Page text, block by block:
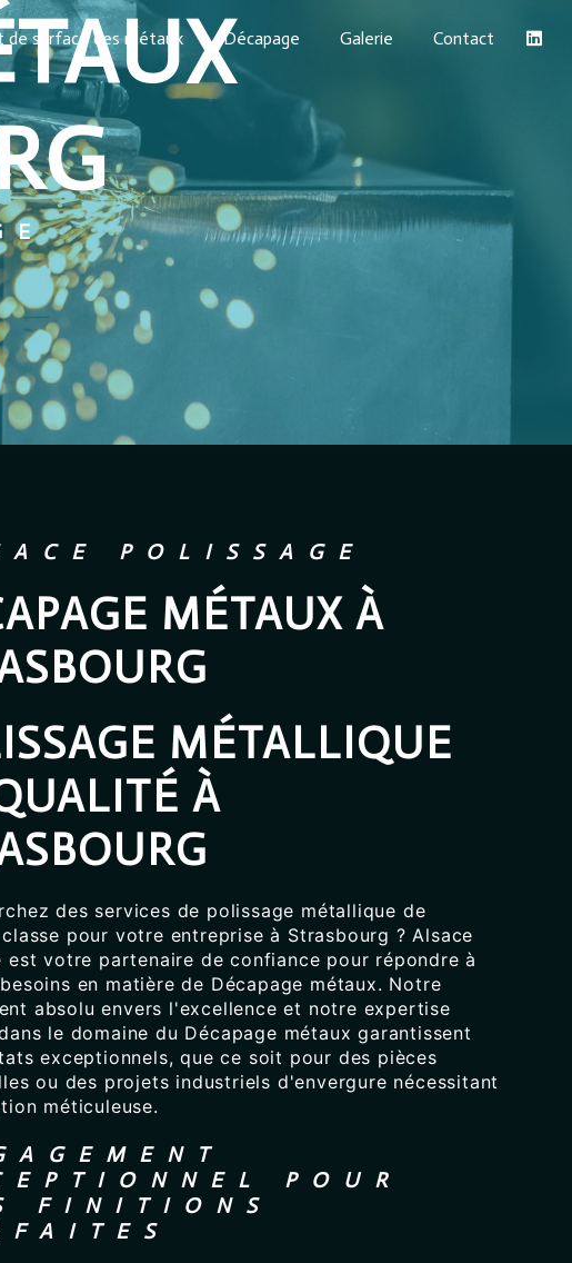
de surface des métaux Décapage Galerie Contact
POLISSAGE
MÉTAUX À
MÉTALLIQUE
À
des services de polissage métallique de
pour votre entreprise à Strasbourg ? Alsace
est votre partenaire de confiance pour répondre à
en matière de Décapage métaux. Notre
absolu envers l'excellence et notre expertise
le domaine du Décapage métaux garantissent
exceptionnels, que ce soit pour des pièces
ou des projets industriels d'envergure nécessitant
méticuleuse.
POUR
FINITIONS